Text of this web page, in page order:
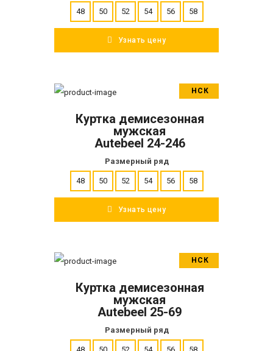
48 50 52 54 56 58
Узнать цену
НСК
ПОДРОБНЕЕ
Куртка демисезонная
мужская
Autebeel 24-246
Размерный ряд
48 50 52 54 56 58
Узнать цену
НСК
ПОДРОБНЕЕ
Куртка демисезонная
мужская
Autebeel 25-69
Размерный ряд